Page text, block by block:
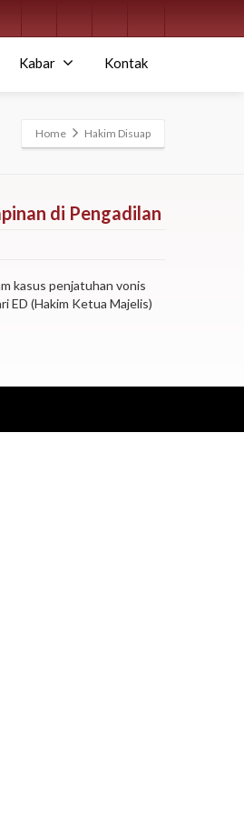
Kabar Kontak
Home Hakim Disuap
di Pengadilan
kasus penjatuhan vonis
ED (Hakim Ketua Majelis)